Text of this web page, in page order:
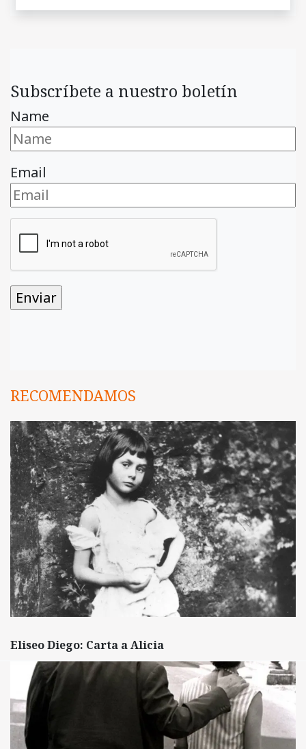
Subscríbete a nuestro boletín
Name
Email
RECOMENDAMOS
Eliseo Diego: Carta a Alicia